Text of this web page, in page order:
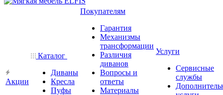
Акции
Каталог
Диваны
Кресла
Пуфы
Покупателям
Гарантия
Механизмы
трансформации
Различия
диванов
Вопросы и
ответы
Материалы
Услуги
Сервисные
службы